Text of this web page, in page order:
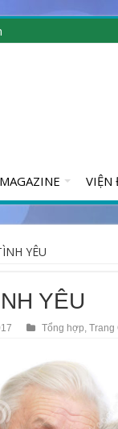
VIỆN
YÊU
YÊU
Tổng hợp, Trang